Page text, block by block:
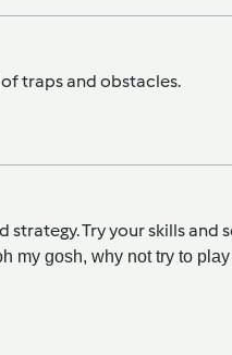
traps and obstacles.
Try your skills and
my gosh, why not try to